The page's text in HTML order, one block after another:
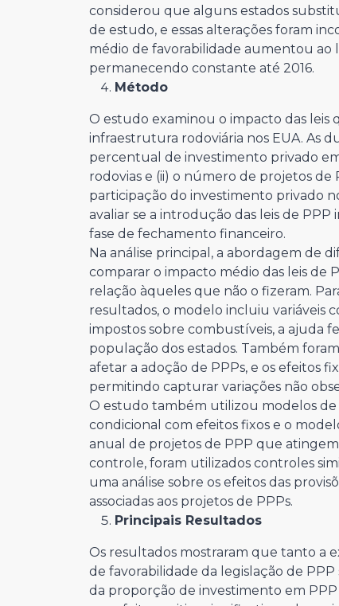
considerou que alguns estados
de estudo, e essas alterações foram
médio de favorabilidade aumentou ao
permanecendo constante até 2016.
Método
O estudo examinou o impacto das
infraestrutura rodoviária nos EUA. As
percentual de investimento privado
rodovias e (ii) o número de projetos
participação do investimento privado
avaliar se a introdução das leis de
fase de fechamento financeiro.
Na análise principal, a abordagem de
comparar o impacto médio das leis de
relação àqueles que não o fizeram.
resultados, o modelo incluiu variáveis
impostos sobre combustíveis, a ajuda
população dos estados. Também
afetar a adoção de PPPs, e os efeitos
permitindo capturar variações não
O estudo também utilizou modelos
condicional com efeitos fixos e o
anual de projetos de PPP que
controle, foram utilizados controles
uma análise sobre os efeitos das
associadas aos projetos de PPPs.
Principais Resultados
Os resultados mostraram que tanto a
de favorabilidade da legislação de
da proporção de investimento em